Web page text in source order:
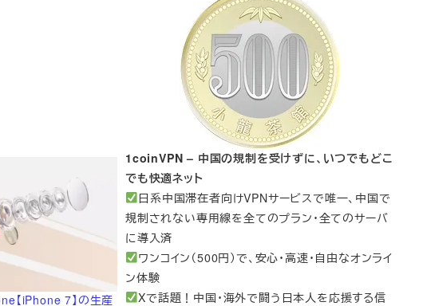
【iPhone 7】の生産
1coinVPN – 中国の規制を受けずに、いつでもどこ
でも快適ネット
日系中国滞在者向けVPNサービスで唯一、中国で
規制されない専用線を全てのプラン・全てのサーバ
に導入済
ワンコイン（500円）で、安心・高速・自由なオンライ
ン体験
Xで話題！中国・海外で闘う日本人を応援する信